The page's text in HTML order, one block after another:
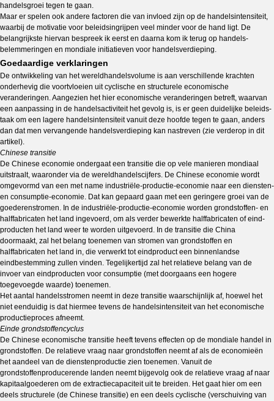
handelsgroei tegen te gaan.
Maar er spelen ook andere factoren die van invloed zijn op de handelsintensiteit,
waarbij de moti­vatie voor beleidsingrijpen veel minder voor de hand ligt. De
belangrijkste hiervan bespreek ik eerst en daarna kom ik terug op handels­
belemmeringen en mondiale initiatieven voor handelsver­dieping.
Goedaardige verklaringen
De ontwikkeling van het wereldhandelsvolume is aan verschillende krachten
onderhevig die voortvloeien uit cyclische en structurele economische
veranderingen. Aangezien het hier economische veranderin­gen betreft, waarvan
een aanpassing in de handels­activi­teit het gevolg is, is er geen duidelijke be­leids­
taak om een lagere handelsintensiteit vanuit deze hoofde tegen te gaan, anders
dan dat men ver­vangende handelsverdieping kan nastreven (zie verder­op in dit
artikel).
Chinese transitie
De Chinese economie ondergaat een transitie die op vele manieren mondiaal
uitstraalt, waaronder via de wereldhandelscijfers. De Chinese economie wordt
omgevormd van een met name industriële-productie-economie naar een diensten-
en consumptie-economie. Dat kan gepaard gaan met een geringere groei van de
goederenstromen. In de industriële-productie-economie worden grond­stoffen- en
halffabricaten het land ingevoerd, om als verder bewerkte halffabricaten of eind­
producten het land weer te worden uitgevoerd. In de transitie die China
doormaakt, zal het belang toenemen van stromen van grondstoffen en
halffabricaten het land in, die verwerkt tot eindproduct een binnenlandse
eindbestemming zullen vinden. Tegelijkertijd zal het relatieve belang van de
invoer van eindproducten voor consumptie (met doorgaans een hogere
toegevoegde waarde) toenemen.
Het aantal handelsstromen neemt in deze transitie waarschijnlijk af, hoewel het
niet eenduidig is dat hiermee tevens de handelsintensiteit van het economische
productieproces afneemt.
Einde grondstoffencyclus
De Chinese economische transitie heeft tevens effecten op de mondiale handel in
grondstoffen. De relatieve vraag naar grondstoffen neemt af als de economieën
het aandeel van de dienstenproductie zien toe­ne­men. Vanuit de
grondstoffenproducerende landen neemt bijgevolg ook de relatieve vraag af naar
kapitaalgoederen om de extractiecapaciteit uit te breiden. Het gaat hier om een
deels structurele (de Chinese transitie) en een deels cyclische (verschuiving van